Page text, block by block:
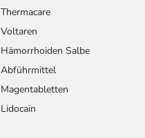
Thermacare
Voltaren
Hämorrhoiden Salbe
Abführmittel
Magentabletten
Lidocain